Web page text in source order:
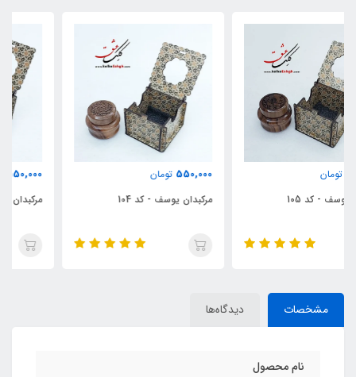
550,000
مرکبدان یوسف - کد 104
550,000
مرکبدان یوسف - کد 103
مشخصات دیدگاه‌ها
نام محصول